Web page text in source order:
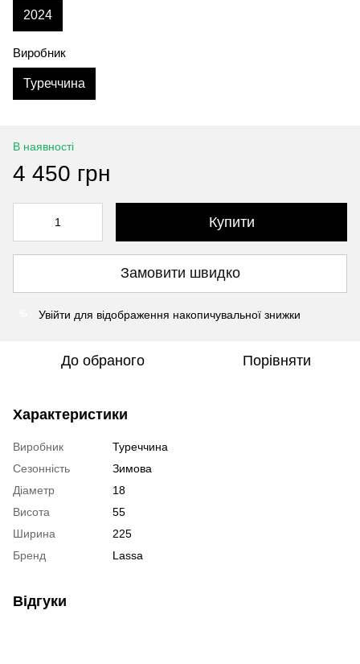
2024
Виробник
Туреччина
В наявності
4 450 грн
Купити
Замовити швидко
Увійти для відображення накопичувальної знижки
До обраного Порівняти
Характеристики
Виробник
Туреччина
Сезонність
Зимова
Діаметр
18
Висота
55
Ширина
225
Бренд
Lassa
Відгуки